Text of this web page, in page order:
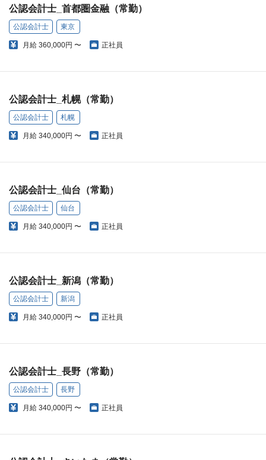
公認会計士_首都圏金融（常勤）
公認会計士 東京
月給 360,000円 〜 正社員
公認会計士_札幌（常勤）
公認会計士 札幌
月給 340,000円 〜 正社員
公認会計士_仙台（常勤）
公認会計士 仙台
月給 340,000円 〜 正社員
公認会計士_新潟（常勤）
公認会計士 新潟
月給 340,000円 〜 正社員
公認会計士_長野（常勤）
公認会計士 長野
月給 340,000円 〜 正社員